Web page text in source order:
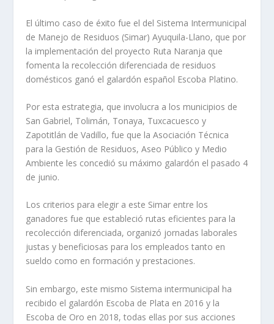
El último caso de éxito fue el del Sistema Intermunicipal
de Manejo de Residuos (Simar) Ayuquila-Llano, que por
la implementación del proyecto Ruta Naranja que
fomenta la recolección diferenciada de residuos
domésticos ganó el galardón español Escoba Platino.
Por esta estrategia, que involucra a los municipios de
San Gabriel, Tolimán, Tonaya, Tuxcacuesco y
Zapotitlán de Vadillo, fue que la Asociación Técnica
para la Gestión de Residuos, Aseo Público y Medio
Ambiente les concedió su máximo galardón el pasado 4
de junio.
Los criterios para elegir a este Simar entre los
ganadores fue que estableció rutas eficientes para la
recolección diferenciada, organizó jornadas laborales
justas y beneficiosas para los empleados tanto en
sueldo como en formación y prestaciones.
Sin embargo, este mismo Sistema intermunicipal ha
recibido el galardón Escoba de Plata en 2016 y la
Escoba de Oro en 2018, todas ellas por sus acciones